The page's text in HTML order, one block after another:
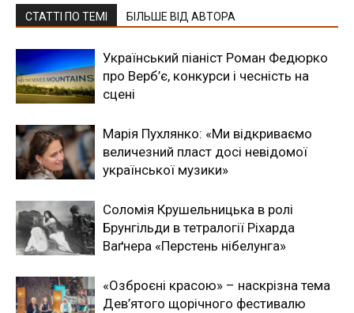
СТАТТІ ПО ТЕМІ БІЛЬШЕ ВІД АВТОРА
Український піаніст Роман Федюрко
про Верб’є, конкурси і чесність на
сцені
Марія Пухлянко: «Ми відкриваємо
величезний пласт досі невідомої
української музики»
Соломія Крушельницька в ролі
Брунгільди в тетралогії Ріхарда
Ваґнера «Перстень нібелунга»
«Озброєні красою» – наскрізна тема
Дев’ятого щорічного фестивалю